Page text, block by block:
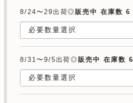
8/24〜29出荷◎販売中 在庫数 6
8/31〜9/5出荷◎販売中 在庫数 6